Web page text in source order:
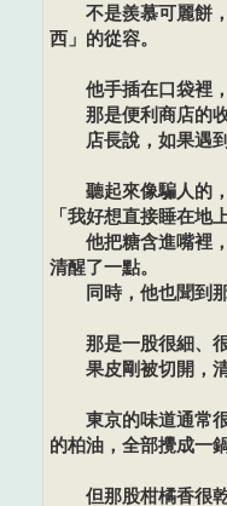
不是羨慕可麗餅，
西」的從容。
他手插在口袋裡，
那是便利商店的收
店長說，如果遇到
聽起來像騙人的，
「我好想直接睡在地
他把糖含進嘴裡，
清醒了一點。
同時，他也聞到那
那是一股很細、很
果皮剛被切開，清
東京的味道通常很
的柏油，全部攪成一鍋
但那股柑橘香很乾